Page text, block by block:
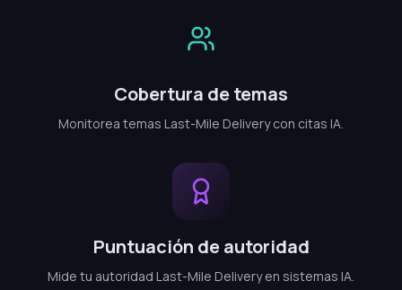
Cobertura de temas
Monitorea temas Last-Mile Delivery con citas IA.
Puntuación de autoridad
Mide tu autoridad Last-Mile Delivery en sistemas IA.